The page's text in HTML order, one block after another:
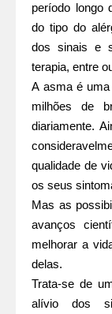
período longo
do tipo do
dos sinais e
terapia, entre
A asma é
milhões de
diariamente.
qualidade de
os seus
Mas as
avanços
melhorar a
delas.
Trata-se de
alívio dos